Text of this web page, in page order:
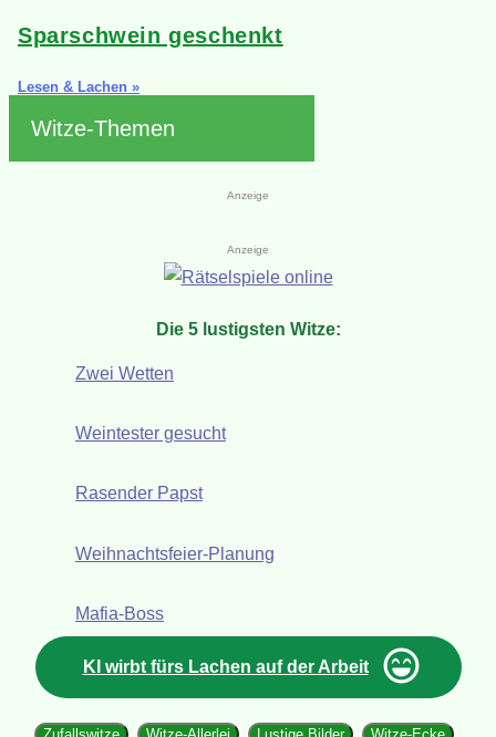
Sparschwein geschenkt
Lesen & Lachen »
Witze-Themen
Anzeige
Anzeige
Die 5 lustigsten Witze:
Zwei Wetten
Weintester gesucht
Rasender Papst
Weihnachtsfeier-Planung
Mafia-Boss
KI wirbt fürs Lachen auf der Arbeit